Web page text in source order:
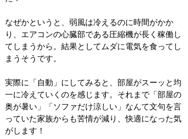
なぜかというと、弱風は冷えるのに時間がかか
り、エアコンの心臓部である圧縮機が長く稼働し
てしまうから。結果としてムダに電気を食ってし
まうそうです。
実際に「自動」にしてみると、部屋がスーッと均
一に冷えていくのを感じます。それまで「部屋の
奥が暑い」「ソファだけ涼しい」なんて文句を言
っていた家族からも苦情が減り、快適になった気
がします！